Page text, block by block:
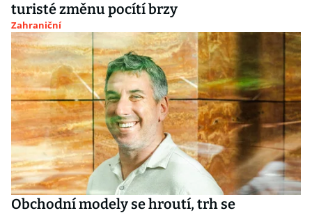
turisté změnu pocítí brzy
Zahraniční
Obchodní modely se hroutí, trh se